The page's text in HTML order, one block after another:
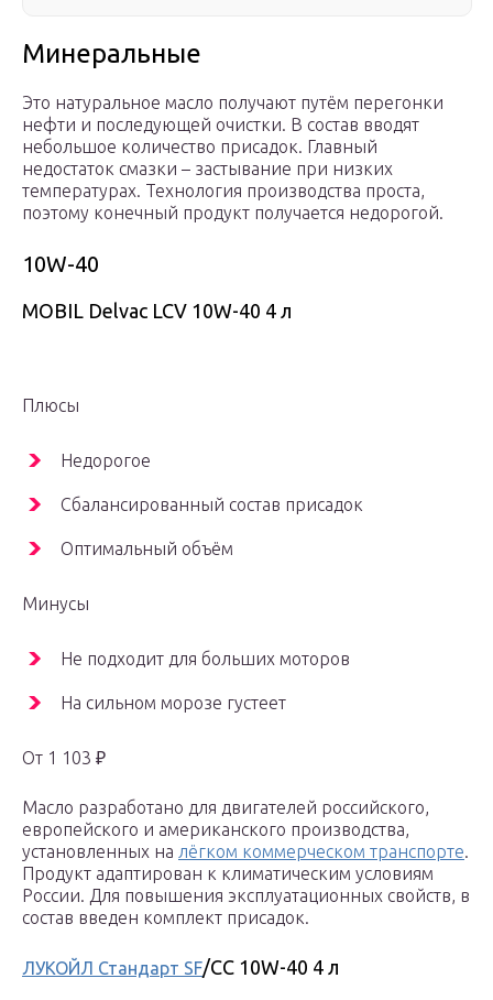
Минеральные
Это натуральное масло получают путём перегонки
нефти и последующей очистки. В состав вводят
небольшое количество присадок. Главный
недостаток смазки – застывание при низких
температурах. Технология производства проста,
поэтому конечный продукт получается недорогой.
10W-40
MOBIL Delvac LCV 10W-40 4 л
Плюсы
Недорогое
Сбалансированный состав присадок
Оптимальный объём
Минусы
Не подходит для больших моторов
На сильном морозе густеет
От 1 103 ₽
Масло разработано для двигателей российского,
европейского и американского производства,
установленных на лёгком коммерческом транспорте.
Продукт адаптирован к климатическим условиям
России. Для повышения эксплуатационных свойств, в
состав введен комплект присадок.
ЛУКОЙЛ Стандарт SF/CC 10W-40 4 л